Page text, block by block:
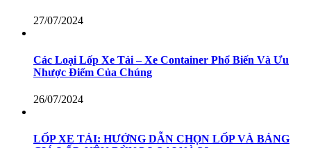
27/07/2024
Các Loại Lốp Xe Tải – Xe Container Phổ Biến Và Ưu
Nhược Điểm Của Chúng
26/07/2024
LỐP XE TẢI: HƯỚNG DẪN CHỌN LỐP VÀ BẢNG